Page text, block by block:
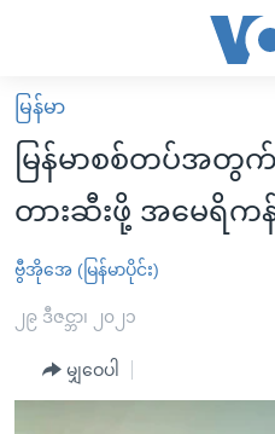
လွယ်ကူ
စေ
များ
ပင်မ
မူလစာမျက်နှာ
မြန်မာ
ကမ္ဘာ့သတင်းများ
နိုင်ငံတကာ
အစ္စရေး-ပါလက်စတိုင်း
ဗွီဒီယို
အင်္ဂလိပ်စာလေ့လာမယ်
မြန်မာ
မြန်မာစစ်တပ်အ
တားဆီးဖို့ အမေရိ
ဗွီအိုအေ (မြန်မာပိုင်း)
၂၉ ဒီဇင္ဘာ၊ ၂၀၂၁
မျှဝေပါ